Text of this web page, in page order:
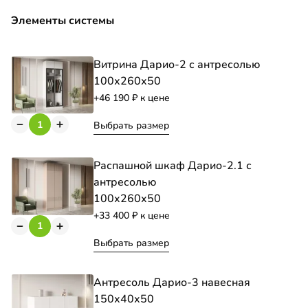
Элементы системы
Витрина Дарио-2 с антресолью
100х260х50
+46 190 к цене
Выбрать размер
Распашной шкаф Дарио-2.1 с
антресолью
100х260х50
+33 400 к цене
Выбрать размер
Антресоль Дарио-3 навесная
150х40х50